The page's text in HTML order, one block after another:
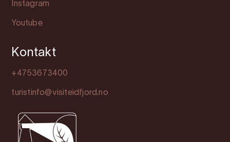
Instagram
Youtube
Kontakt
+4753673400
turistinfo@visiteidfjord.no